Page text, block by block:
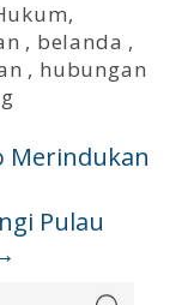
,
, belanda ,
, hubungan
Merindukan
Pulau